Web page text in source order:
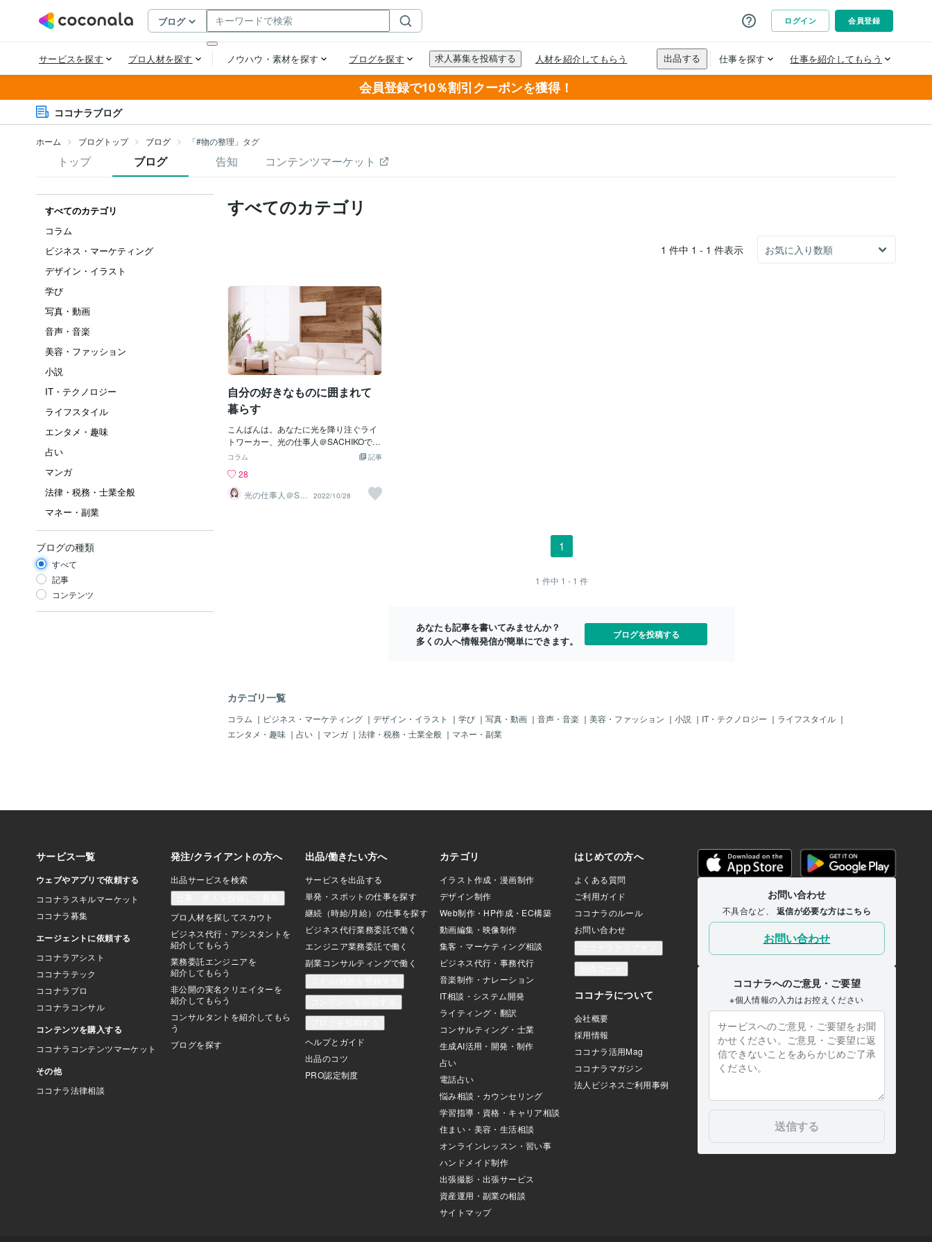
会員登録で10％割引クーポンを獲得！
ココナラブログ
ホーム ブログトップ ブログ 「#物の整理」タグ
トップ ブログ 告知 コンテンツマーケット
すべてのカテゴリ
コラム
ビジネス・マーケティング
デザイン・イラスト
学び
写真・動画
音声・音楽
美容・ファッション
小説
IT・テクノロジー
ライフスタイル
エンタメ・趣味
占い
マンガ
法律・税務・士業全般
マネー・副業
ブログの種類
すべて
記事
コンテンツ
すべてのカテゴリ
1 件中 1 - 1 件表示
自分の好きなものに囲まれて
暮らす
こんばんは。あなたに光を降り注ぐライ
トワーカー、光の仕事人＠SACHIKOで
す。実は、もう少ししたら引越を考えて
告をしていたのですが、こんなことを言
われました。「引越を機に、自分の好き
なものだけに囲まれて暮らせるようにな
ーがあります。ちょっとモヤっとするも
のは、何度見てもモヤッとします。この
「モヤッ」とするものとはしっかり向き
合って決別しないとなあ、と思います😊
特に、最近はテレワークが多くなり、家
けは、「自分組織図」で行ってみません
か。＊人間関係のしがらみでスッキリし
ない方、お話聴かせてくださいね😊
記事
コラム
28
光の仕事人＠SA
CHIKO
2022/10/28
1
1 件中 1 - 1 件
あなたも記事を書いてみませんか？
多くの人へ情報発信が簡単にできます。
ブログを投稿する
カテゴリ一覧
コラム ｜ ビジネス・マーケティング ｜ デザイン・イラスト ｜ 学び ｜ 写真・動画 ｜ 音声・音楽 ｜ 美容・ファッション ｜ 小説 ｜ IT・テクノロジー ｜ ライフスタイル ｜
エンタメ・趣味 ｜ 占い ｜ マンガ ｜ 法律・税務・士業全般 ｜ マネー・副業